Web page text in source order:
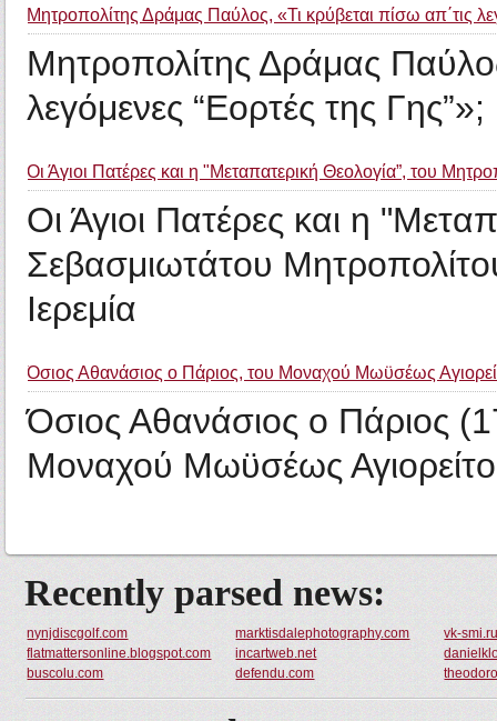
Μητροπολίτης Δράμας Παύλος, «Τι κρύβεται πίσω απ΄τις
Μητροπολίτης Δράμας
λεγόμενες “Εορτές της Γης”»;
Οι Άγιοι Πατέρες και η "Μεταπατερική Θεολογία”, του
Οι Άγιοι Πατέρες και η
Σεβασμιωτάτου
Ιερεμία
Όσιος Αθανάσιος ο Πάριος, του Μοναχού Μωϋσέως
Όσιος Αθανάσιος ο Πάριος
Μοναχού Μωϋσέως
Recently parsed news:
nynjdiscgolf.com marktisdalephotography.com
vk-
flatmattersonline.blogspot.com
incartweb.net
buscolu.com
defendu.com